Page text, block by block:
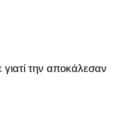
την αποκάλεσαν